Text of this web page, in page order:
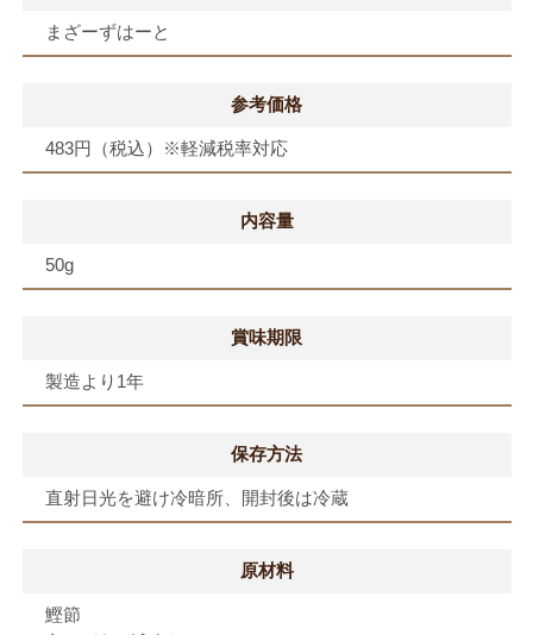
まざーずはーと
参考価格
483円（税込）※軽減税率対応
内容量
50g
賞味期限
製造より1年
保存方法
直射日光を避け冷暗所、開封後は冷蔵
原材料
鰹節